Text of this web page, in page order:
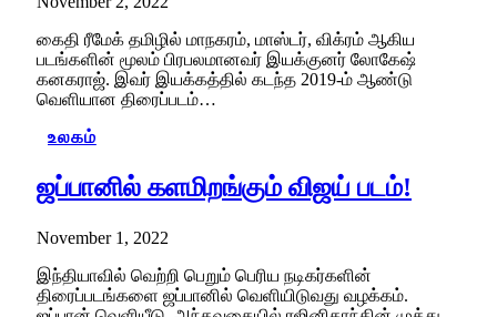
கைதி ரீமேக் தமிழில் மாநகரம், மாஸ்டர், விக்ரம் ஆகிய
படங்களின் மூலம் பிரபலமானவர் இயக்குனர் லோகேஷ்
கனகராஜ். இவர் இயக்கத்தில் கடந்த 2019-ம் ஆண்டு
வெளியான திரைப்படம்…
உலகம்
ஜப்பானில் களமிறங்கும் விஜய் படம்!
November 1, 2022
இந்தியாவில் வெற்றி பெறும் பெரிய நடிகர்களின்
திரைப்படங்களை ஜப்பானில் வெளியிடுவது வழக்கம்.